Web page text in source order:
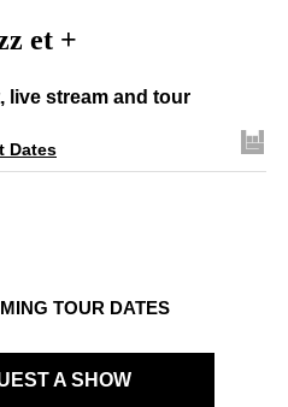
et +
live stream and tour
Dates
TOUR DATES
A SHOW